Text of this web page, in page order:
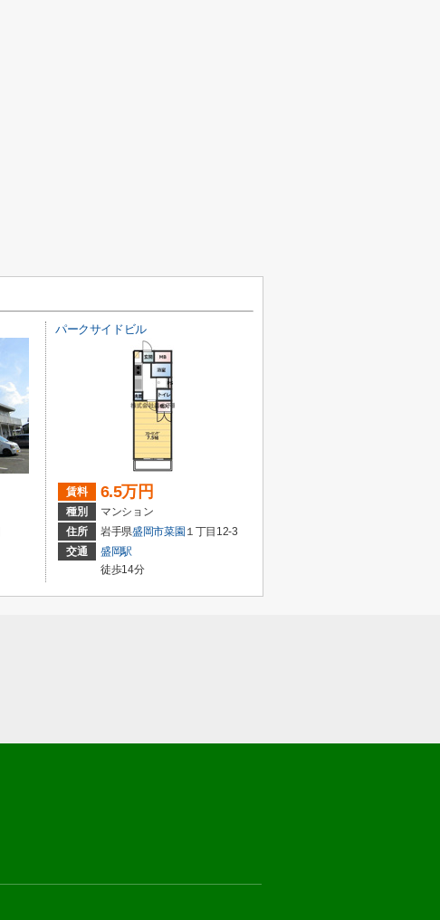
パークサイドビル
賃料 6.5万円
種別
マンション
住所
岩手県盛岡市菜園 １丁目12-3
交通
盛岡駅
徒歩14分